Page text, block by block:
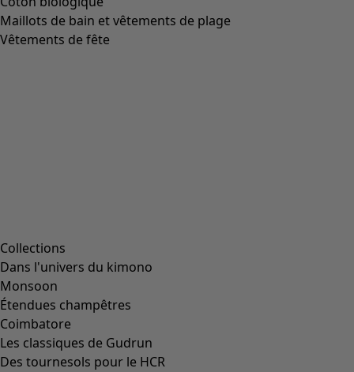
Maillots de bain et vêtements de plage
Vêtements de fête
Collections
Dans l'univers du kimono
Monsoon
Étendues champêtres
Coimbatore
Les classiques de Gudrun
Des tournesols pour le HCR